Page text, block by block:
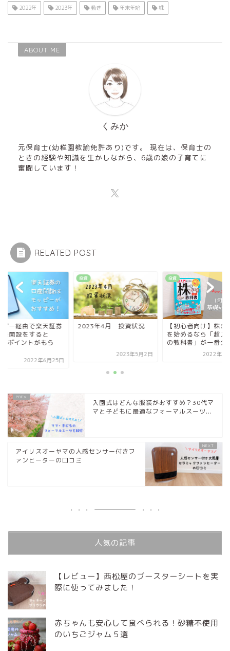
2022年 2023年 動き 年末年始 株
ABOUT ME
くみか
元保育士(幼稚園教諭免許あり)です。 現在は、保育士の
ときの経験や知識を生かしながら、6歳の娘の子育てに
奮闘しています！
RELATED POST
ピー経由で楽天証券
座開設をすると
ポイントがもら
2022年6月25日
投資
2023年4月 投資状況
2023年5月2日
投資
【初心者向け】株の
を始めるなら「超入
の教科書」が一番分
2022年6
入園式はどんな服装がおすすめ？30代マ
マと子どもに最適なフォーマルスーツ...
アイリスオーヤマの人感センサー付きフ
ァンヒーターの口コミ
人気の記事
【レビュー】西松屋のブースターシートを実
際に使ってみました！
赤ちゃんも安心して食べられる！砂糖不使用
のいちごジャム５選